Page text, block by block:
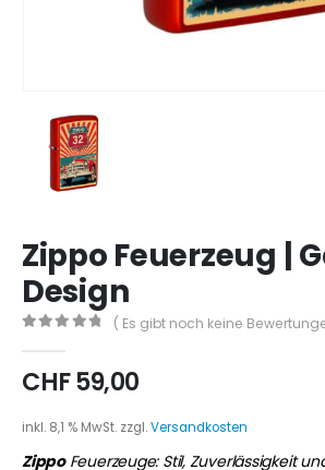
Zippo Feuerzeug |
Design
( Es gibt noch keine
CHF59,00
inkl. 8,1 % MwSt. zzgl.Versandkosten
ZippoFeuerzeuge: Stil, Zuverlässigkeit